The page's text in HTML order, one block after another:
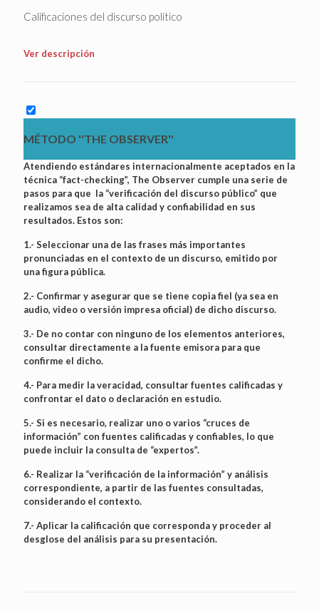
Calificaciones del discurso político
Ver descripción
MÉTODO ''THE OBSERVER''
Atendiendo estándares internacionalmente aceptados en la
técnica “fact-checking”, The Observer cumple una serie de
pasos para que la “verificación del discurso público” que
realizamos sea de alta calidad y confiabilidad en sus
resultados. Estos son:
1.- Seleccionar una de las frases más importantes
pronunciadas en el contexto de un discurso, emitido por
una figura pública.
2.- Confirmar y asegurar que se tiene copia fiel (ya sea en
audio, video o versión impresa oficial) de dicho discurso.
3.- De no contar con ninguno de los elementos anteriores,
consultar directamente a la fuente emisora para que
confirme el dicho.
4.- Para medir la veracidad, consultar fuentes calificadas y
confrontar el dato o declaración en estudio.
5.- Si es necesario, realizar uno o varios “cruces de
información” con fuentes calificadas y confiables, lo que
puede incluir la consulta de “expertos”.
6.- Realizar la “verificación de la información” y análisis
correspondiente, a partir de las fuentes consultadas,
considerando el contexto.
7.- Aplicar la calificación que corresponda y proceder al
desglose del análisis para su presentación.